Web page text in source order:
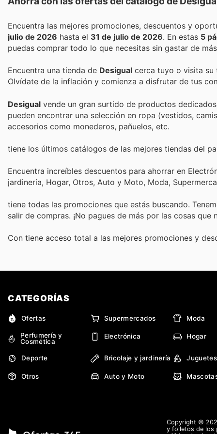
julio de 2026 hasta el 31 de julio de 2026 . En estas 5
puedas comprar todo lo que necesitas sin gastar de
Encuentra una tienda de Desigual cerca tuyo o visita su
Olvídate de la inflación y comienza a disfrutar de tus
Desigual vende un gran surtido de productos
pueden encontrar una selección en ropa (vestidos,
accesorios como monederos, pañuelos, etc.
tiene los últimos catálogos de las mejores tiendas del
Encuentra increíbles descuentos para ahorrar en
jardinería, Hogar, Otros, Auto y Moto, Moda,
tiene todas las promociones que estás buscando.
salir de compras. ¡No pagues de más por las cosas que
Con tiene acceso total a las mejores promociones y
CATEGORÍAS
Ofertas Supermercados Moda
Perfumería y
Cosmética
Electrónica Hogar
Deporte Bricolaje y jardinería
Otros Auto y Moto
Copyright ©
y folletos de los